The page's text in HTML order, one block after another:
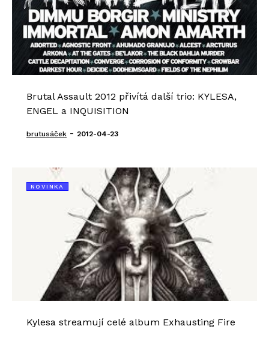
Brutal Assault 2012 přivítá další trio: KYLESA,
ENGEL a INQUISITION
brutusáček - 2012-04-23
NOVINKA
Kylesa streamují celé album Exhausting Fire